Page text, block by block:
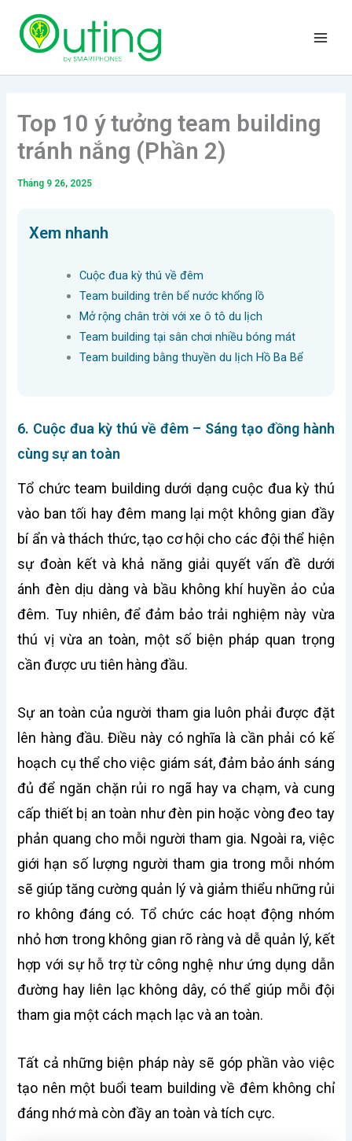
Menu
Top 10 ý tưởng team building
tránh nắng (Phần 2)
Tháng 9 26, 2025
Xem nhanh
Cuộc đua kỳ thú về đêm
Team building trên bể nước khổng lồ
Mở rộng chân trời với xe ô tô du lịch
Team building tại sân chơi nhiều bóng mát
Team building bằng thuyền du lịch Hồ Ba Bể
6. Cuộc đua kỳ thú về đêm – Sáng tạo đồng hành
cùng sự an toàn
Tổ chức team building dưới dạng cuộc đua kỳ thú
vào ban tối hay đêm mang lại một không gian đầy
bí ẩn và thách thức, tạo cơ hội cho các đội thể hiện
sự đoàn kết và khả năng giải quyết vấn đề dưới
ánh đèn dịu dàng và bầu không khí huyền ảo của
đêm. Tuy nhiên, để đảm bảo trải nghiệm này vừa
thú vị vừa an toàn, một số biện pháp quan trọng
cần được ưu tiên hàng đầu.
Sự an toàn của người tham gia luôn phải được đặt
lên hàng đầu. Điều này có nghĩa là cần phải có kế
hoạch cụ thể cho việc giám sát, đảm bảo ánh sáng
đủ để ngăn chặn rủi ro ngã hay va chạm, và cung
cấp thiết bị an toàn như đèn pin hoặc vòng đeo tay
phản quang cho mỗi người tham gia. Ngoài ra, việc
giới hạn số lượng người tham gia trong mỗi nhóm
sẽ giúp tăng cường quản lý và giảm thiểu những rủi
ro không đáng có. Tổ chức các hoạt động nhóm
nhỏ hơn trong không gian rõ ràng và dễ quản lý, kết
hợp với sự hỗ trợ từ công nghệ như ứng dụng dẫn
đường hay liên lạc không dây, có thể giúp mỗi đội
tham gia một cách mạch lạc và an toàn.
Tất cả những biện pháp này sẽ góp phần vào việc
tạo nên một buổi team building về đêm không chỉ
đáng nhớ mà còn đầy an toàn và tích cực.